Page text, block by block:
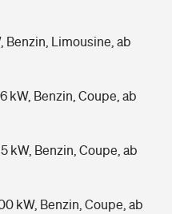
Benzin, Limousine, ab
kW, Benzin, Coupe, ab
kW, Benzin, Coupe, ab
kW, Benzin, Coupe, ab